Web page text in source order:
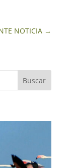
NOTICIA →
Buscar